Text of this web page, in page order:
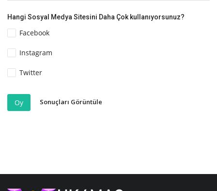
Hangi Sosyal Medya Sitesini Daha Çok kullanıyorsunuz?
Facebook
Instagram
Twitter
Oy Sonuçları Görüntüle